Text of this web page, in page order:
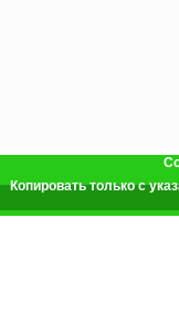
Копировать только с